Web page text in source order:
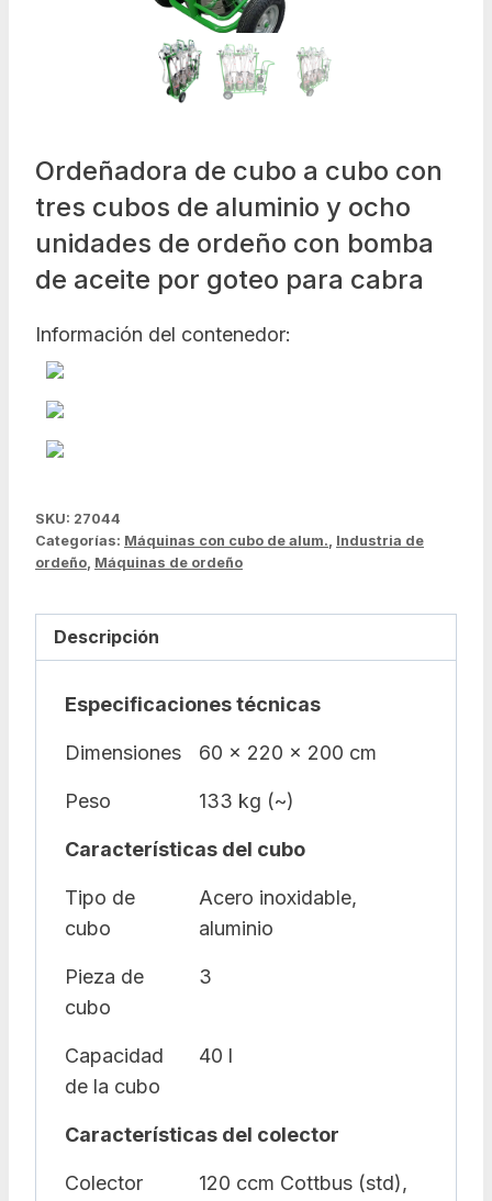
Ordeñadora de cubo a cubo con
tres cubos de aluminio y ocho
unidades de ordeño con bomba
de aceite por goteo para cabra
Información del contenedor:
SKU: 27044
Categorías: Máquinas con cubo de alum., Industria de
ordeño, Máquinas de ordeño
Descripción
Especificaciones técnicas
Dimensiones 60 x 220 x 200 cm
Peso 133 kg (~)
Características del cubo
Tipo de
cubo
Acero inoxidable,
aluminio
Pieza de
cubo
3
Capacidad
de la cubo
40 l
Características del colector
Colector
120 ccm Cottbus (std),